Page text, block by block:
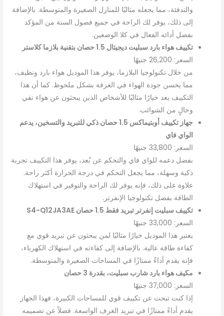
والتدفئة، مما يجعله مثاليًا للمنازل الصغيرة والمتوسطة. بالإضافة
إلى ذلك، يوفر لك الراحة في جميع فصول السنة من المؤكد
بفضل أدائه الفعال في كلا الوضعين.
تكييف هواء بارد سبليت ديجيتال 1.5 حصان بتقنية بلازما كلاستر
السعر: 26,200 جنيهًا
من خلال تكنولوجيا البلازما، يوفر هذا الموديل هواء بارد ونظيف،
مما يحسن جودة الهواء في الغرفة بشكل ملحوظ. كما أن هذا
التكييف يعد خيارًا مثاليًا للأشخاص الذين يبحثون عن هواء نقي
وخالٍ من الشوائب.
جهاز تكييف أوبتيماكس 1.5 حصان ذكي للتبريد والتسخين، يدعم
الواي فاي
السعر: 33,800 جنيهًا
بفضل دعمه للواي فاي والتحكم عن بُعد، يوفر هذا التكييف تجربة
ذكية وسهلة، مما يجعل التحكم في درجة الحرارة أكثر راحة.
علاوة على ذلك، فإنه يوفر لك الراحة والتوفير في استهلاك
الطاقة بفضل تكنولوجيا الإنفرتر.
تكييف سبليت إنفرتر تبريد فقط 1.5 حصان S4-Q12JA3AE
السعر: 33,000 جنيهًا
يعتبر هذا الموديل خيارًا مثاليًا لمن يبحثون عن تبريد قوي مع
كفاءة طاقة عالية. بالإضافة إلى كفاءته في استهلاك الكهرباء،
فإنه يقدم أداءً ممتازًا في المساحات الصغيرة والمتوسطة.
مكيف هواء بارد شارب سبليت، بقدرة 3 حصان
السعر: 37,000 جنيهًا
إذا كنت تبحث عن تكييف قوي للمساحات الكبيرة، فهذا الجهاز
يقدم أداءً ممتازًا في تبريد الغرف الواسعة. فضلاً عن تصميمه